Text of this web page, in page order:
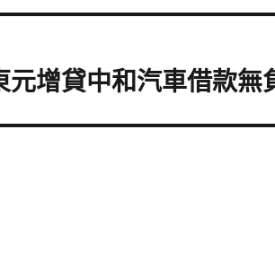
元增貸中和汽車借款無